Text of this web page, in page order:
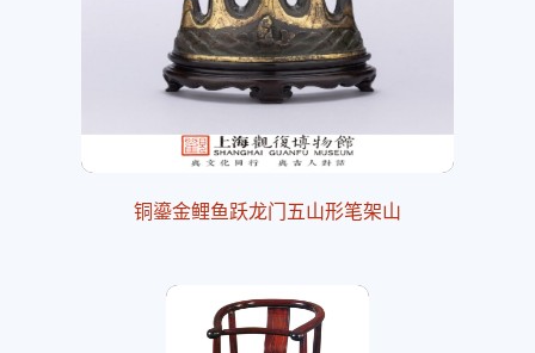
铜鎏金鲤鱼跃龙门五山形笔架山